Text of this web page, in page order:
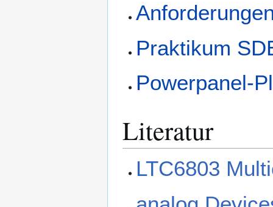
Praktikum
Powerpanel-
Literatur
LTC6803